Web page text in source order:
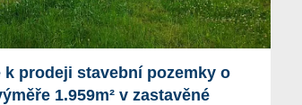
k prodeji stavební pozemky o
1.959m² v zastavěné